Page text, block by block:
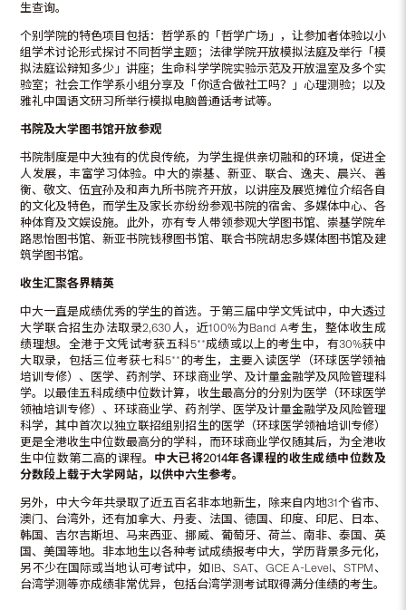
生查询。
个别学院的特色项目包括：哲学系的「哲学广场」，让参加者体验以小
组学术讨论形式探讨不同哲学主题；法律学院开放模拟法庭及举行「模
拟法庭讼辩知多少」讲座；生命科学学院实验示范及开放温室及多个实
验室；社会工作学系小组分享及「你适合做社工吗？」心理测验；以及
雅礼中国语文研习所举行模拟电脑普通话考试等。
书院及大学图书馆开放参观
书院制度是中大独有的优良传统，为学生提供亲切融和的环境，促进全
人发展，丰富学习体验。中大的崇基、新亚、联合、逸夫、晨兴、善
衡、敬文、伍宜孙及和声九所书院齐开放，以讲座及展览摊位介绍各自
的文化及特色，而学生及家长亦纷纷参观书院的宿舍、多媒体中心、各
种体育及文娱设施。此外，亦有专人带领参观大学图书馆、崇基学院牟
路思怡图书馆、新亚书院钱穆图书馆、联合书院胡忠多媒体图书馆及建
筑学图书馆。
收生汇聚各界精英
中大一直是成绩优秀的学生的首选。于第三届中学文凭试中，中大透过
大学联合招生办法取录2,630人，近100%为Band A考生，整体收生成
绩理想。全港于文凭试考获五科5**成绩或以上的考生中，有30%获中
大取录，包括三位考获七科5**的考生，主要入读医学（环球医学领袖
培训专修）、医学、药剂学、环球商业学、及计量金融学及风险管理科
学。以最佳五科成绩中位数计算，收生最高分的分别为医学（环球医学
领袖培训专修）、环球商业学、药剂学、医学及计量金融学及风险管理
科学，其中首次以独立联招组别招生的医学（环球医学领袖培训专修）
更是全港收生中位数最高分的学科，而环球商业学仅随其后，为全港收
生中位数第二高的课程。 中大已将2014年各课程的收生成绩中位数及
分数段上载于大学网站，以供中六生参考。
另外，中大今年共录取了近五百名非本地新生，除来自内地31个省市、
澳门、台湾外，还有加拿大、丹麦、法国、德国、印度、印尼、日本、
韩国、吉尔吉斯坦、马来西亚、挪威、葡萄牙、荷兰、南非、泰国、英
国、美国等地。非本地生以各种考试成绩报考中大，学历背景多元化，
另不少在国际或当地认可考试中，如IB、SAT、GCE A-Level、STPM、
台湾学测等亦成绩非常优异，包括台湾学测考试取得满分佳绩的考生。